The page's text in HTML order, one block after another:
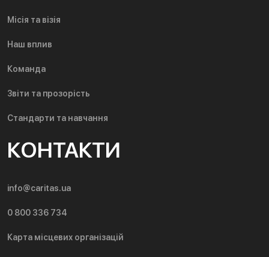
Місія та візія
Наш вплив
Команда
Звіти та прозорість
Стандарти та навчання
КОНТАКТИ
info@caritas.ua
0 800 336 734
Карта місцевих організацій